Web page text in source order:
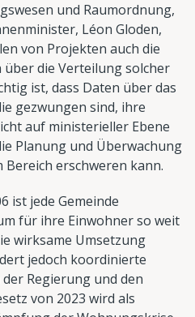
und Raumordnung,
Léon Gloden,
von Projekten auch die
die Verteilung solcher
ist, dass Daten über das
gezwungen sind, ihre
auf ministerieller Ebene
Planung und Überwachung
erschweren kann.
ist jede Gemeinde
für ihre Einwohner so weit
wirksame Umsetzung
jedoch koordinierte
Regierung und den
von 2023 wird als